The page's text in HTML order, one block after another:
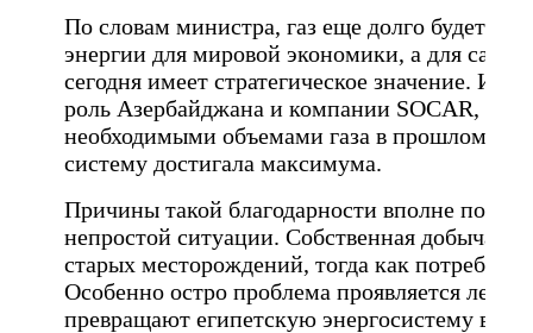
По словам министра, газ еще долго будет
энергии для мировой экономики, а для
сегодня имеет стратегическое значение.
роль Азербайджана и компании SOCAR,
необходимыми объемами газа в прошлом
систему достигала максимума.
Причины такой благодарности вполне
непростой ситуации. Собственная добыча
старых месторождений, тогда как
Особенно остро проблема проявляется
превращают египетскую энергосистему в